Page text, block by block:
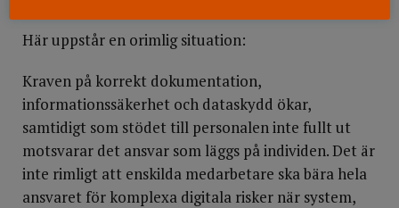
Här uppstår en orimlig situation:
Kraven på korrekt dokumentation,
informationssäkerhet och dataskydd ökar,
samtidigt som stödet till personalen inte fullt ut
motsvarar det ansvar som läggs på individen. Det är
inte rimligt att enskilda medarbetare ska bära hela
ansvaret för komplexa digitala risker när system,